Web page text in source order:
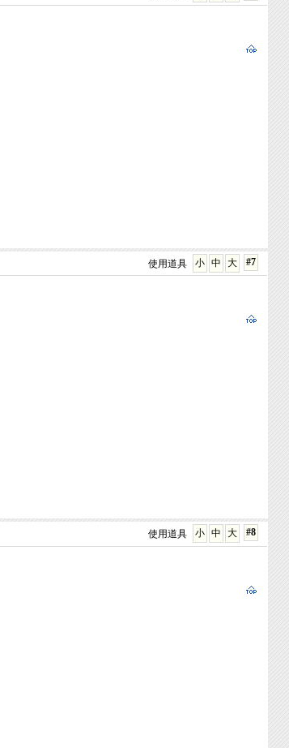
#7
大
中
小
使用道具
#8
大
中
小
使用道具